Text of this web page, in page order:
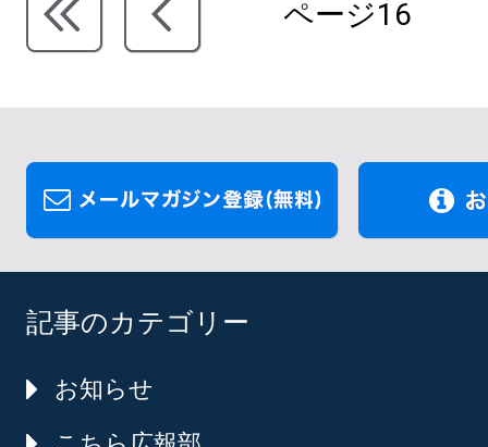
ページ16
記事のカテゴリー
お知らせ